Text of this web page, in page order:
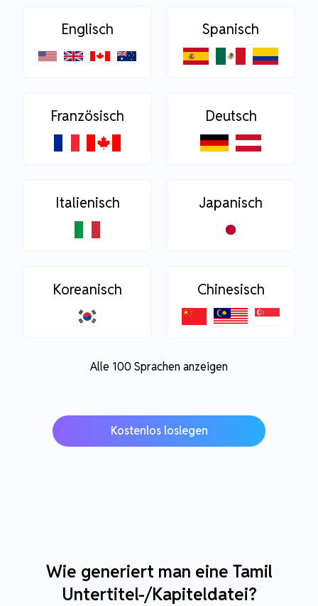
Englisch Spanisch
Französisch Deutsch
Italienisch Japanisch
Koreanisch Chinesisch
Alle 100 Sprachen anzeigen
Kostenlos loslegen
Wie generiert man eine Tamil
Untertitel-/Kapiteldatei?